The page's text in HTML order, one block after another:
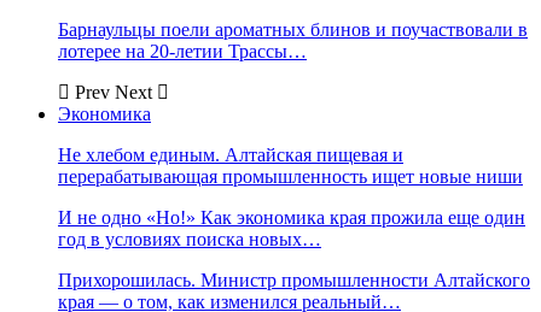
Барнаульцы поели ароматных блинов и поучаствовали в
лотерее на 20-летии Трассы…
Prev Next
Экономика
Не хлебом единым. Алтайская пищевая и
перерабатывающая промышленность ищет новые ниши
И не одно «Но!» Как экономика края прожила еще один
год в условиях поиска новых…
Прихорошилась. Министр промышленности Алтайского
края — о том, как изменился реальный…